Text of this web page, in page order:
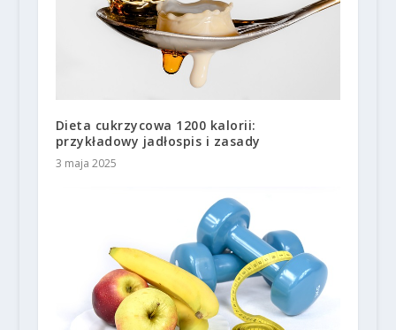
Dieta cukrzycowa 1200 kalorii:
przykładowy jadłospis i zasady
3 maja 2025